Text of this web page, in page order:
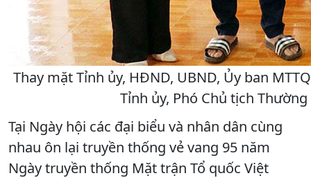
Thay mặt Tỉnh ủy, HĐND, UBND, Ủy ban
Tỉnh ủy, Phó Chủ tịch
Tại Ngày hội các đại biểu và nhân dân cùng
nhau ôn lại truyền thống vẻ vang 95 năm
Ngày truyền thống Mặt trận Tổ quốc Việt